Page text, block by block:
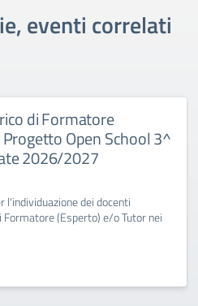
eventi correlati
di Formatore
Open School 3^
2026/2027
l'individuazione dei docenti
(Esperto) e/o Tutor nei